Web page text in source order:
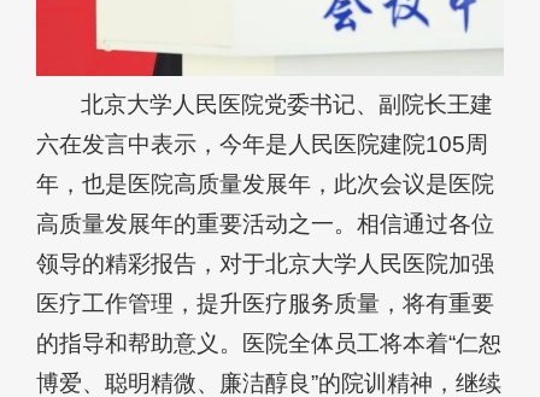
北京大学人民医院党委书记、副院长王建
六在发言中表示，今年是人民医院建院105周
年，也是医院高质量发展年，此次会议是医院
高质量发展年的重要活动之一。相信通过各位
领导的精彩报告，对于北京大学人民医院加强
医疗工作管理，提升医疗服务质量，将有重要
的指导和帮助意义。医院全体员工将本着“仁恕
博爱、聪明精微、廉洁醇良”的院训精神，继续